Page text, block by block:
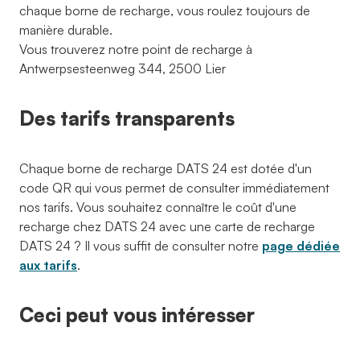
chaque borne de recharge, vous roulez toujours de
manière durable.
Vous trouverez notre point de recharge à
Antwerpsesteenweg 344, 2500 Lier
Des tarifs transparents
Chaque borne de recharge DATS 24 est dotée d'un
code QR qui vous permet de consulter immédiatement
nos tarifs. Vous souhaitez connaître le coût d'une
recharge chez DATS 24 avec une carte de recharge
DATS 24 ? Il vous suffit de consulter notre page dédiée
aux tarifs.
Ceci peut vous intéresser